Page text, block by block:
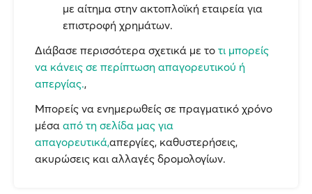
με αίτημα στην ακτοπλοϊκή εταιρεία για
επιστροφή χρημάτων.
Διάβασε περισσότερα σχετικά με το τι μπορείς
να κάνεις σε περίπτωση απαγορευτικού ή
απεργίας.,
Μπορείς να ενημερωθείς σε πραγματικό χρόνο
μέσα από τη σελίδα μας για
απαγορευτικά,απεργίες, καθυστερήσεις,
ακυρώσεις και αλλαγές δρομολογίων.